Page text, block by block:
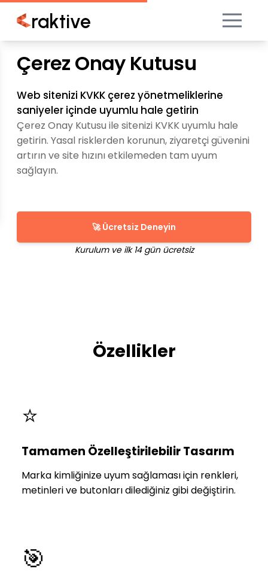
raktive
Çerez Onay Kutusu
Web sitenizi KVKK çerez yönetmeliklerine
saniyeler içinde uyumlu hale getirin
Çerez Onay Kutusu ile sitenizi KVKK uyumlu hale
getirin. Yasal risklerden korunun, ziyaretçi güvenini
artırın ve site hızını etkilemeden tam uyum
sağlayın.
🚀 Ücretsiz Deneyin
Kurulum ve ilk 14 gün ücretsiz
Özellikler
⭐
Tamamen Özelleştirilebilir Tasarım
Marka kimliğinize uyum sağlaması için renkleri,
metinleri ve butonları dilediğiniz gibi değiştirin.
🎯